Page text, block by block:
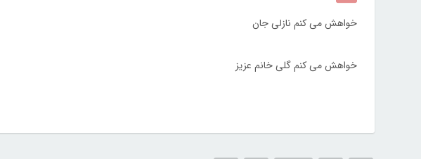
خواهش می کنم نازلی جان
خواهش می کنم گلی خانم عزیز